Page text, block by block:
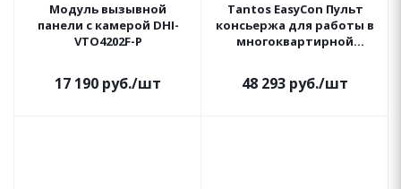
Модуль вызывной
панели с камерой DHI-
VTO4202F-P
17 190 руб./шт
Tantos EasyCon Пульт
консьержа для работы в
многоквартирной
48 293 руб./шт